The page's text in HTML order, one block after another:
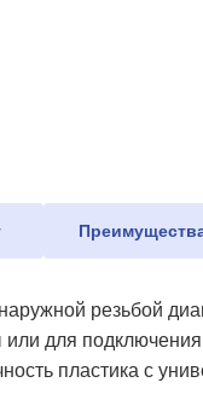
резьбой
для
пластика с